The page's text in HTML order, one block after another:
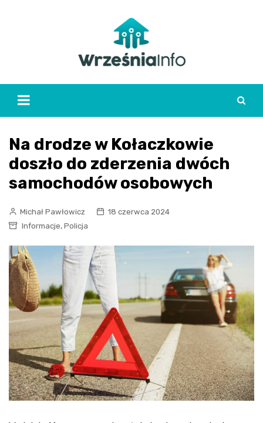
Na drodze w Kołaczkowie
doszło do zderzenia dwóch
samochodów osobowych
Michał Pawłowicz
18 czerwca 2024
Informacje, Policja